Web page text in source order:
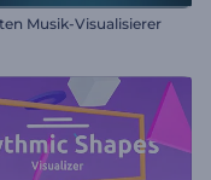
Musik-Visualisierer